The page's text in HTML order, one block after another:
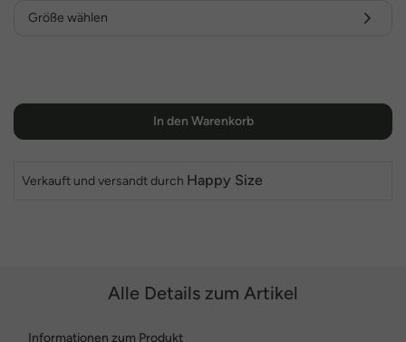
Größe wählen
In den Warenkorb
Verkauft und versandt durch Happy Size
Alle Details zum Artikel
Informationen zum Produkt